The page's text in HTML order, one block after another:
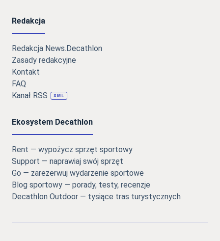
Redakcja
Redakcja News.Decathlon
Zasady redakcyjne
Kontakt
FAQ
Kanał RSS
XML
Ekosystem Decathlon
Rent — wypożycz sprzęt sportowy
Support — naprawiaj swój sprzęt
Go — zarezerwuj wydarzenie sportowe
Blog sportowy — porady, testy, recenzje
Decathlon Outdoor — tysiące tras turystycznych